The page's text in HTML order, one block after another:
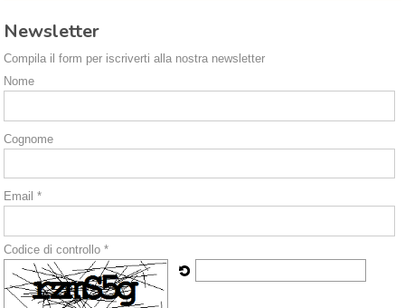
Newsletter
Compila il form per iscriverti alla nostra newsletter
Nome
Cognome
Email *
Codice di controllo *